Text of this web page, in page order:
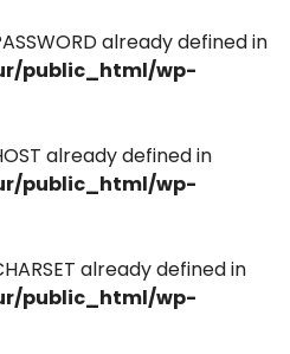
already defined in
public_html/wp-
already defined in
public_html/wp-
already defined in
public_html/wp-